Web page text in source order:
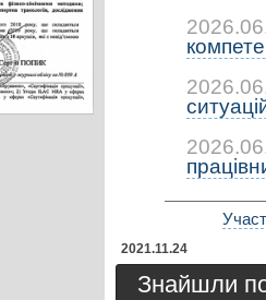
2021.11.24
Знайшли